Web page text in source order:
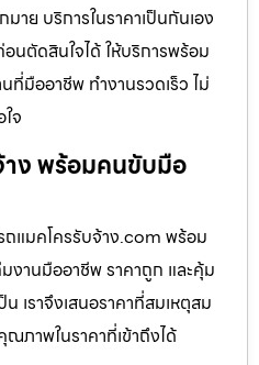
าย บริการในราคาเป็นกันเอง
นตัดสินใจได้ ให้บริการพร้อม
มืออาชีพ ทำงานรวดเร็ว ไม่
จ
าง พร้อมคนขับมือ
ถแมคโครรับจ้าง.com พร้อม
านมืออาชีพ ราคาถูก และคุ้ม
เราจึงเสนอราคาที่สมเหตุสม
ภาพในราคาที่เข้าถึงได้